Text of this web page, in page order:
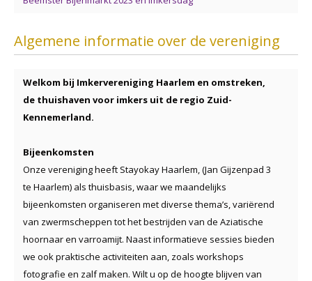
Algemene informatie over de vereniging
Welkom bij Imkervereniging Haarlem en omstreken,
de thuishaven voor imkers uit de regio Zuid-
Kennemerland.
Bijeenkomsten
Onze vereniging heeft Stayokay Haarlem, (Jan Gijzenpad 3
te Haarlem) als thuisbasis, waar we maandelijks
bijeenkomsten organiseren met diverse thema’s, variërend
van zwermscheppen tot het bestrijden van de Aziatische
hoornaar en varroamijt. Naast informatieve sessies bieden
we ook praktische activiteiten aan, zoals workshops
fotografie en zalf maken. Wilt u op de hoogte blijven van